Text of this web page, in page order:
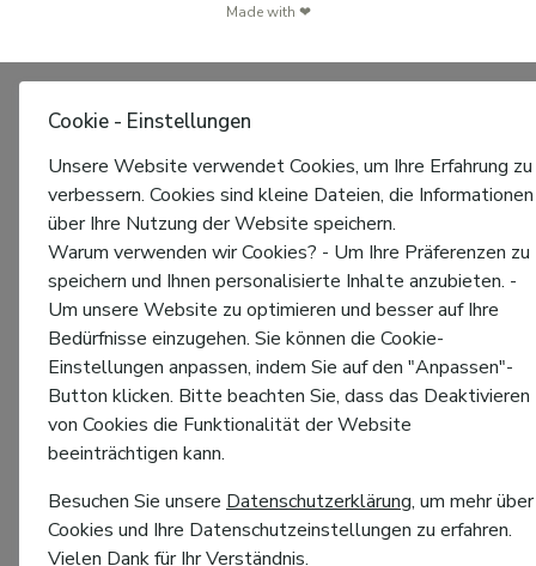
Made with ❤
Cookie - Einstellungen
Unsere Website verwendet Cookies, um Ihre Erfahrung zu
verbessern. Cookies sind kleine Dateien, die Informationen
über Ihre Nutzung der Website speichern.
Warum verwenden wir Cookies? - Um Ihre Präferenzen zu
speichern und Ihnen personalisierte Inhalte anzubieten. -
Um unsere Website zu optimieren und besser auf Ihre
Bedürfnisse einzugehen. Sie können die Cookie-
Einstellungen anpassen, indem Sie auf den "Anpassen"-
Button klicken. Bitte beachten Sie, dass das Deaktivieren
von Cookies die Funktionalität der Website
beeinträchtigen kann.
Besuchen Sie unsere Datenschutzerklärung, um mehr über
Cookies und Ihre Datenschutzeinstellungen zu erfahren.
Vielen Dank für Ihr Verständnis.